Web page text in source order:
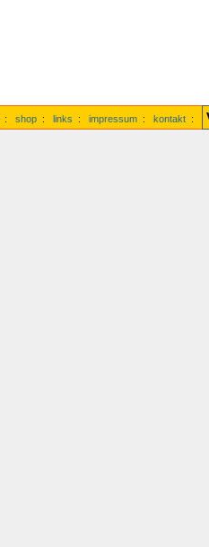
: shop : links : impressum : kontakt :